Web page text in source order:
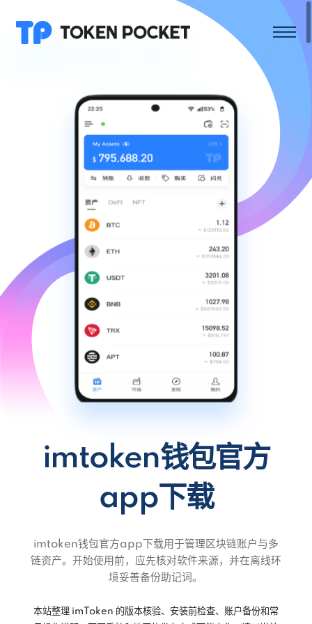
imtoken钱包官方
app下载
imtoken钱包官方app下载用于管理区块链账户与多
链资产。开始使用前，应先核对软件来源，并在离线环
境妥善备份助记词。
本站整理 imToken 的版本核验、安装前检查、账户备份和常